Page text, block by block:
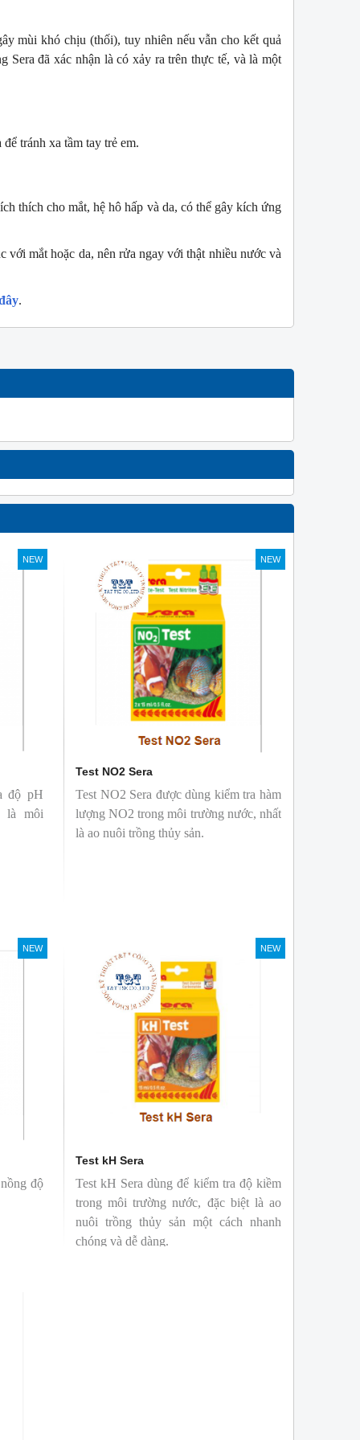
mùi khó chịu (thối), tuy nhiên nếu vẫn cho kết quả
đã xác nhận là có xảy ra trên thực tế, và là một
tránh xa tầm tay trẻ em.
thích cho mắt, hệ hô hấp và da, có thể gây kích ứng
mắt hoặc da, nên rửa ngay với thật nhiều nước và
.
NEW
độ pH
là môi
NEW
Test NO2 Sera
Test NO2 Sera được dùng kiểm tra hàm
lượng NO2 trong môi trường nước, nhất
là ao nuôi trồng thủy sản.
NEW
độ
NEW
Test kH Sera
Test kH Sera dùng để kiểm tra độ kiềm
trong môi trường nước, đặc biệt là ao
nuôi trồng thủy sản một cách nhanh
chóng và dễ dàng.